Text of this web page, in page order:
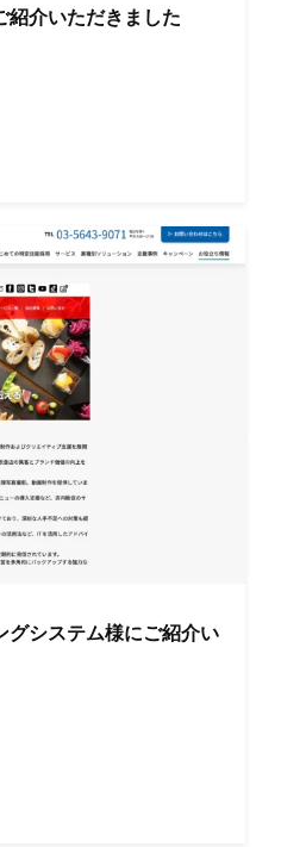
紹介いただきました
グシステム様にご紹介い